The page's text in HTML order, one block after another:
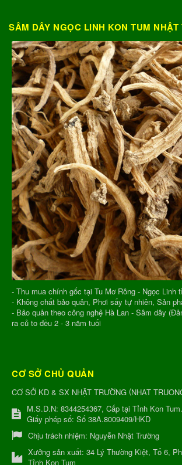
SÂM DÂY NGỌC LINH KON TUM NHẬT
- Thu mua chính gốc tại Tu Mơ Rông - Ngọc Linh
- Không chất bảo quản, Phơi sấy tự nhiên, Sản
- Bảo quản theo công nghệ Hà Lan - Sâm dây
ra củ to đều 2 - 3 năm tuổi
CƠ SỞ CHỦ QUẢN
CƠ SỞ KD & SX NHẬT TRƯỜNG (NHAT
M.S.D.N: 8344254367, Cấp tại Tỉnh Kon Tum.
Giấy phép số: Số 38A.8009409/HKD
Chịu trách nhiệm: Nguyễn Nhật Trường
Xưởng sản xuất: 34 Lý Thường Kiệt, Tổ 6,
Tỉnh Kon Tum